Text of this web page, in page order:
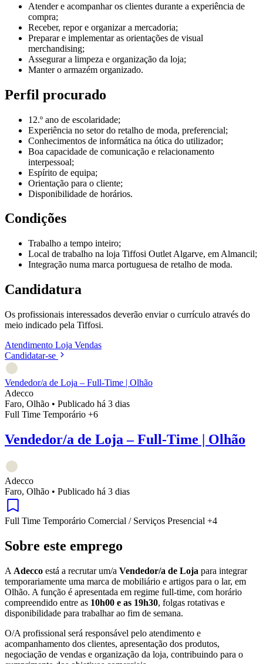
Atender e acompanhar os clientes durante a experiência de
compra;
Receber, repor e organizar a mercadoria;
Preparar e implementar as orientações de visual
merchandising;
Assegurar a limpeza e organização da loja;
Manter o armazém organizado.
Perfil procurado
12.º ano de escolaridade;
Experiência no setor do retalho de moda, preferencial;
Conhecimentos de informática na ótica do utilizador;
Boa capacidade de comunicação e relacionamento
interpessoal;
Espírito de equipa;
Orientação para o cliente;
Disponibilidade de horários.
Condições
Trabalho a tempo inteiro;
Local de trabalho na loja Tiffosi Outlet Algarve, em Almancil;
Integração numa marca portuguesa de retalho de moda.
Candidatura
Os profissionais interessados deverão enviar o currículo através do
meio indicado pela Tiffosi.
Atendimento Loja Vendas
Candidatar-se
Vendedor/a de Loja – Full-Time | Olhão
Adecco
Faro, Olhão • Publicado há 3 dias
Full Time Temporário +6
Vendedor/a de Loja – Full-Time | Olhão
Adecco
Faro, Olhão • Publicado há 3 dias
Full Time Temporário Comercial / Serviços Presencial +4
Sobre este emprego
A Adecco está a recrutar um/a Vendedor/a de Loja para integrar
temporariamente uma marca de mobiliário e artigos para o lar, em
Olhão. A função é apresentada em regime full-time, com horário
compreendido entre as 10h00 e as 19h30, folgas rotativas e
disponibilidade para trabalhar ao fim de semana.
O/A profissional será responsável pelo atendimento e
acompanhamento dos clientes, apresentação dos produtos,
negociação de vendas e organização da loja, contribuindo para o